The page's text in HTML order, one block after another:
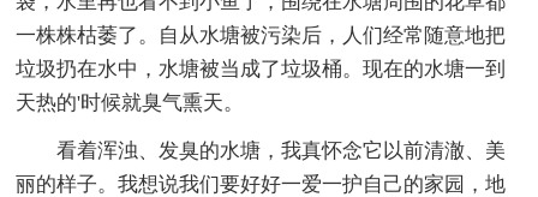
一株株枯萎了。自从水塘被污染后，人们经常随意地把
垃圾扔在水中，水塘被当成了垃圾桶。现在的水塘一到
天热的'时候就臭气熏天。
看着浑浊、发臭的水塘，我真怀念它以前清澈、美
丽的样子。我想说我们要好好一爱一护自己的家园，地